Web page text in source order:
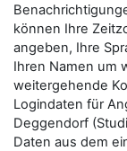
können Ihre
angeben, Ihre
Ihren Namen um
weitergehende
Logindaten für
Deggendorf
Daten aus dem